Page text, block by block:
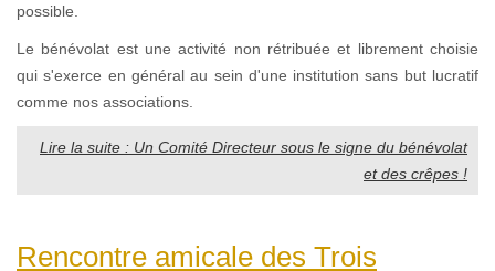
possible.
Le bénévolat est une activité non rétribuée et librement choisie
qui s'exerce en général au sein d'une institution sans but lucratif
comme nos associations.
Lire la suite : Un Comité Directeur sous le signe du bénévolat
et des crêpes !
Rencontre amicale des Trois